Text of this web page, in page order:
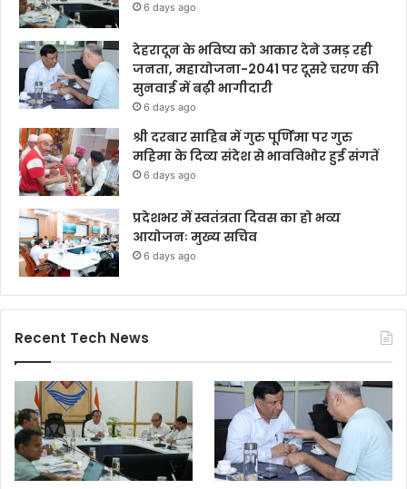
6 days ago
देहरादून के भविष्य को आकार देने उमड़ रही
जनता, महायोजना-2041 पर दूसरे चरण की
सुनवाई में बढ़ी भागीदारी
6 days ago
श्री दरबार साहिब में गुरु पूर्णिमा पर गुरु
महिमा के दिव्य संदेश से भावविभोर हुई संगतें
6 days ago
प्रदेशभर में स्वतंत्रता दिवस का हो भव्य
आयोजनः मुख्य सचिव
6 days ago
Recent Tech News